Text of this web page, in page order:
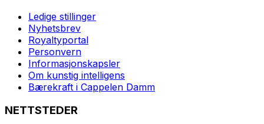
Ledige stillinger
Nyhetsbrev
Royaltyportal
Personvern
Informasjonskapsler
Om kunstig intelligens
Bærekraft i Cappelen Damm
NETTSTEDER